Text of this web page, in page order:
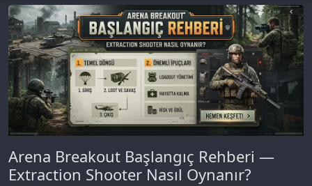
Arena Breakout Başlangıç Rehberi —
Extraction Shooter Nasıl Oynanır?